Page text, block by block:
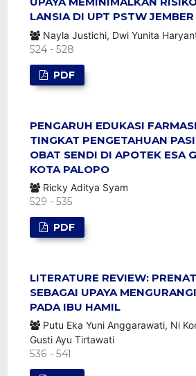
LANSIA DI UPT PSTW JEMBER
Nayla Justichi, Dwi Yunita
524 - 528
PDF
PENGARUH EDUKASI
TINGKAT PENGETAHUAN
OBAT SENDI DI APOTEK ESA
KOTA PALOPO
Ricky Aditya Syam
529 - 535
PDF
LITERATURE REVIEW:
SEBAGAI UPAYA
PADA IBU HAMIL
Putu Eka Yuni Anggarawati, Ni
Gusti Ayu Tirtawati
536 - 541